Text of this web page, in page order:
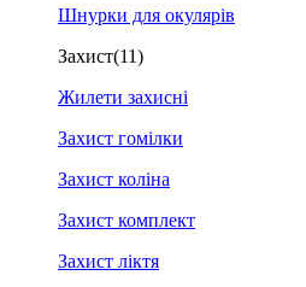
Шнурки для окулярів
Захист(11)
Жилети захисні
Захист гомілки
Захист коліна
Захист комплект
Захист ліктя